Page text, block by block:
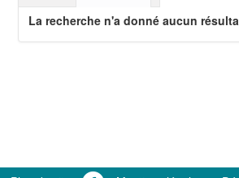
La recherche n'a donné aucun